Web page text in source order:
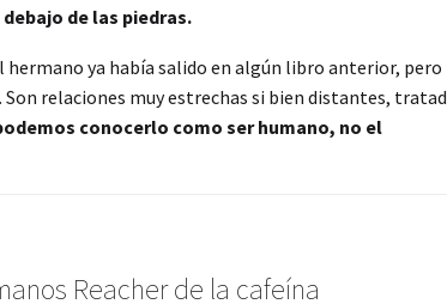
de las piedras.
hermano ya había salido en algún libro anterior, pero
relaciones muy estrechas si bien distantes,
conocerlo como ser humano, no el
Reacher de la cafeína